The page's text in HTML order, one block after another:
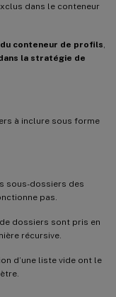
dans le conteneur
conteneur de profils
la stratégie de
à inclure sous forme
sous-dossiers des
pas.
dossiers sont pris en
récursive.
d’une liste vide ont le